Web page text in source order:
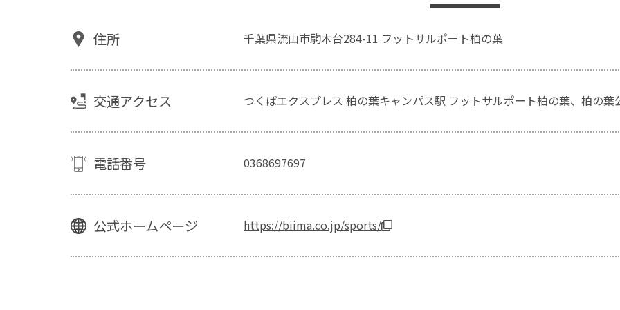
住所 千葉県流山市駒木台284-11 フットサルポート柏の葉
交通アクセス つくばエクスプレス 柏の葉キャンパス駅 フットサルポート柏の葉、柏の葉
電話番号 0368697697
公式ホームページ https://biima.co.jp/sports/